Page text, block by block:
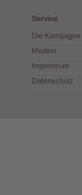
Service
Die Kampagne
Medien
Impressum
Datenschutz